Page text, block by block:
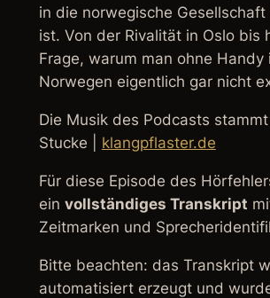
in die norwegische
ist. Von der Rivalität in Oslo bis
Frage, warum man ohne Handy
Norwegen eigentlich gar nicht
Die Musik des Podcasts
Stucke | klangpflaster.de
Für diese Episode des
ein vollständiges Transkript
Zeitmarken und
Bitte beachten: das Transkript
automatisiert erzeugt und